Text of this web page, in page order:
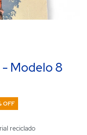
- Modelo 8
reciclado